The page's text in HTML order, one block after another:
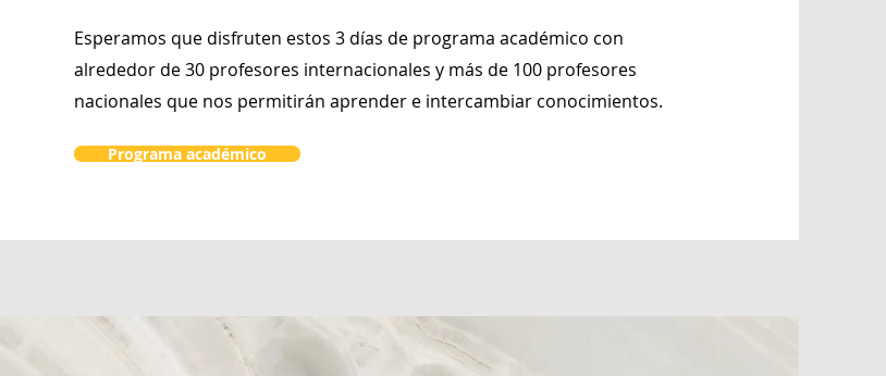
Esperamos que disfruten estos 3 días de programa académico con
alrededor de 30 profesores internacionales y más de 100 profesores
nacionales que nos permitirán aprender e intercambiar conocimientos.
Programa académico